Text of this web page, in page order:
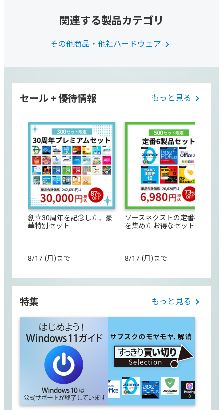
関連する製品カテゴリ
その他商品・他社ハードウェア
セール + 優待情報 もっと見る
創立30周年を記念した、豪
華特別セット
8/17 (月)まで
ソースネクストの定番製品
を集めたお得なセット
8/17 (月)まで
特集 もっと見る